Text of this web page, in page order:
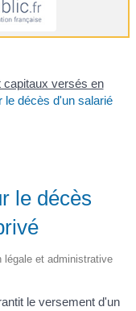
capitaux versés en
le décès d'un salarié
le décès
légale et administrative
le versement d'un